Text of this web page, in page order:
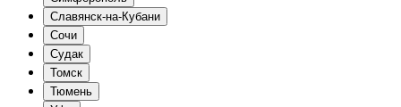
Славянск-на-Кубани
Сочи
Судак
Томск
Тюмень